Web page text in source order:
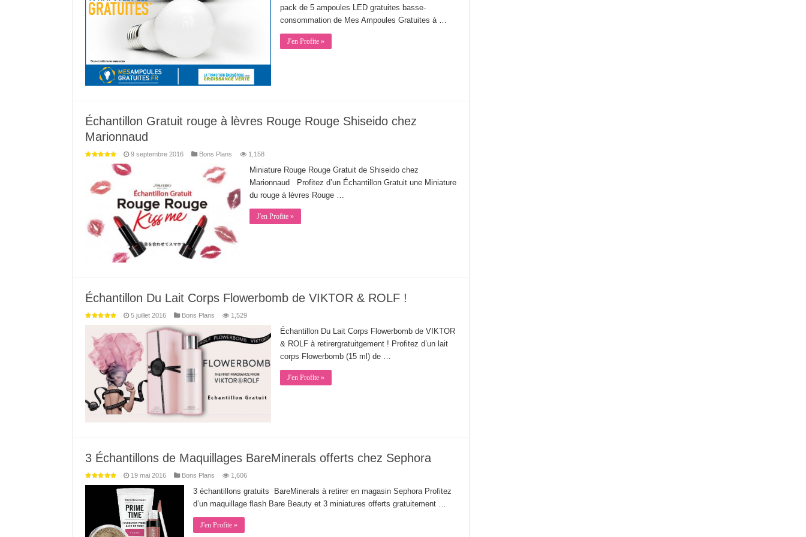
pack de 5 ampoules LED gratuites basse-
consommation de Mes Ampoules Gratuites à …
J'en Profite »
Échantillon Gratuit rouge à lèvres Rouge Rouge Shiseido chez
Marionnaud
9 septembre 2016 Bons Plans 1,158
Miniature Rouge Rouge Gratuit de Shiseido chez
Marionnaud Profitez d’un Échantillon Gratuit une Miniature
du rouge à lèvres Rouge …
J'en Profite »
Échantillon Du Lait Corps Flowerbomb de VIKTOR & ROLF !
5 juillet 2016 Bons Plans 1,529
Échantillon Du Lait Corps Flowerbomb de VIKTOR
& ROLF à retirergratuitgement ! Profitez d’un lait
corps Flowerbomb (15 ml) de …
J'en Profite »
3 Échantillons de Maquillages BareMinerals offerts chez Sephora
19 mai 2016 Bons Plans 1,606
3 échantillons gratuits BareMinerals à retirer en magasin Sephora Profitez
d’un maquillage flash Bare Beauty et 3 miniatures offerts gratuitement …
J'en Profite »